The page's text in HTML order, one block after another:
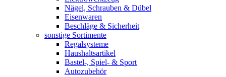
Nägel, Schrauben & Dübel
Eisenwaren
Beschläge & Sicherheit
sonstige Sortimente
Regalsysteme
Haushaltsartikel
Bastel-, Spiel- & Sport
Autozubehör